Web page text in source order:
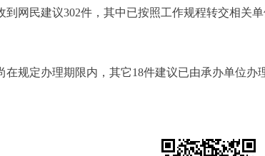
网民建议302件，其中已按照工作规程转交相关
规定办理期限内，其它18件建议已由承办单位办